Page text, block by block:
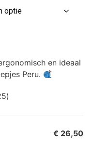
en ideaal
Peru.
)
€ 26,50